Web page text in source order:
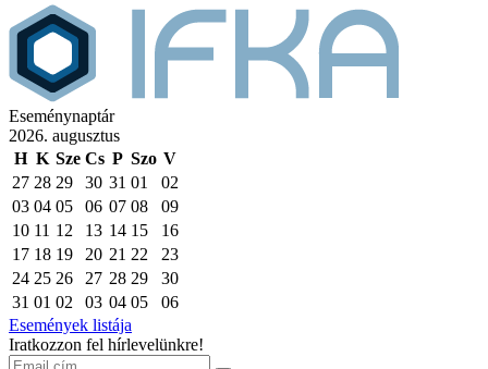
Eseménynaptár
2026. augusztus
H K Sze Cs P Szo V
27 28 29 30 31 01
02
03 04 05 06 07 08
09
10 11 12 13 14 15
16
17 18 19 20 21 22
23
24 25 26 27 28 29
30
31 01 02 03 04 05
06
Események listája
Iratkozzon fel hírlevelünkre!